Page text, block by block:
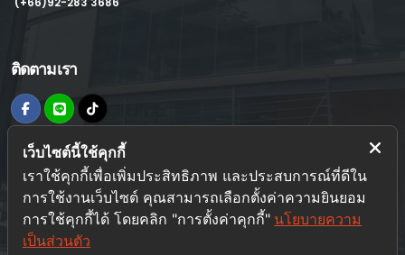
(+66)92-283 3686
ติดตามเรา
ข้อมูลเพิ่มเติม
นโยบายความเป็นส่วนตัว
การเดินทางมาอิมแพค
โรงแรมใกล้สถานที่จัดงาน
เว็บไซต์นี้ใช้คุกกี้
เราใช้คุกกี้เพื่อเพิ่มประสิทธิภาพ และประสบการณ์ที่ดีใน
การใช้งานเว็บไซต์ คุณสามารถเลือกตั้งค่าความยินยอม
การใช้คุกกี้ได้ โดยคลิก "การตั้งค่าคุกกี้" นโยบายความ
เป็นส่วนตัว